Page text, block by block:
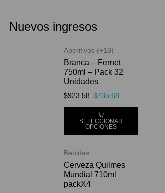
Nuevos ingresos
Aperitivos (+18)
Branca – Fernet
750ml – Pack 32
Unidades
$923.58 $735.68
SELECCIONAR
OPCIONES
Bebidas
Cerveza Quilmes
Mundial 710ml
packX4